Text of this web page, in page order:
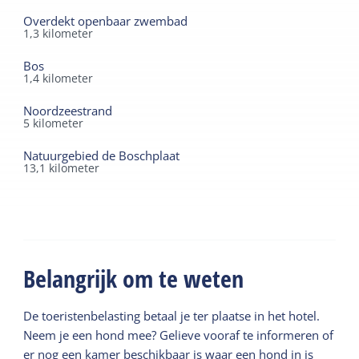
Overdekt openbaar zwembad
1,3 kilometer
Bos
1,4 kilometer
Noordzeestrand
5 kilometer
Natuurgebied de Boschplaat
13,1 kilometer
Belangrijk om te weten
De toeristenbelasting betaal je ter plaatse in het hotel.
Neem je een hond mee? Gelieve vooraf te informeren of
er nog een kamer beschikbaar is waar een hond in is